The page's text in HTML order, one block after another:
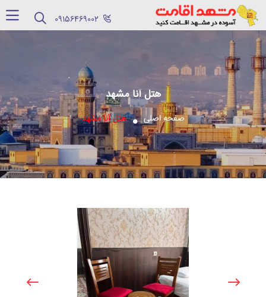
هتل آنا مشهد
صفحه اصلی هتل آنا مشهد